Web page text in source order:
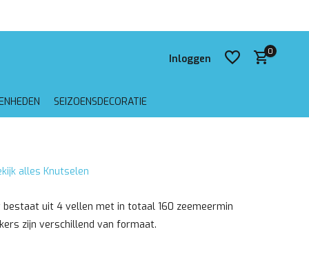
Inloggen
0
SEIZOENSDECORATIE
alles Knutselen
bestaat uit 4 vellen met in totaal 160 zeemeermin
zijn verschillend van formaat.